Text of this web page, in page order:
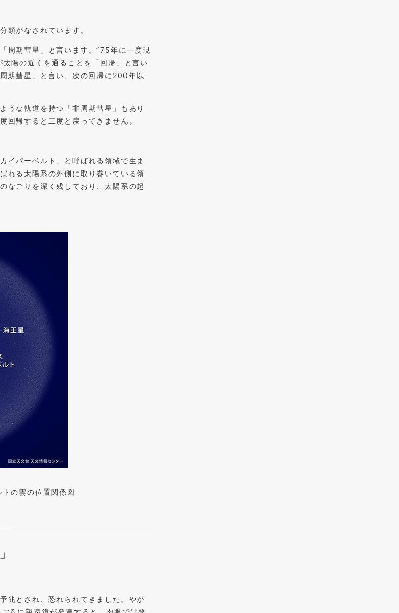
類がなされています。
周期彗星」と言います。”75年に一度現
陽の近くを通ることを「回帰」と言い
期彗星」と言い、次の回帰に200年以
うな軌道を持つ「非周期彗星」もあり
回帰すると二度と戻ってきません。
イパーベルト」と呼ばれる領域で生ま
れる太陽系の外側に取り巻いている領
なごりを深く残しており、太陽系の起
の雲の位置関係図
兆とされ、恐れられてきました。やが